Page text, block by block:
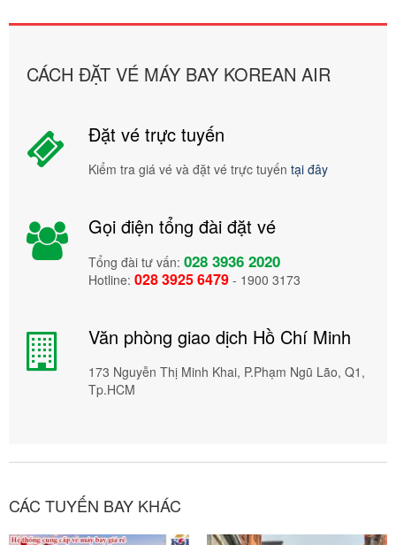
CÁCH ĐẶT VÉ MÁY BAY KOREAN AIR
Đặt vé trực tuyến
Kiểm tra giá vé và đặt vé trực tuyến tại đây
Gọi điện tổng đài đặt vé
Tổng đài tư vấn: 028 3936 2020
Hotline: 028 3925 6479 - 1900 3173
Văn phòng giao dịch Hồ Chí Minh
173 Nguyễn Thị Minh Khai, P.Phạm Ngũ Lão, Q1,
Tp.HCM
CÁC TUYẾN BAY KHÁC